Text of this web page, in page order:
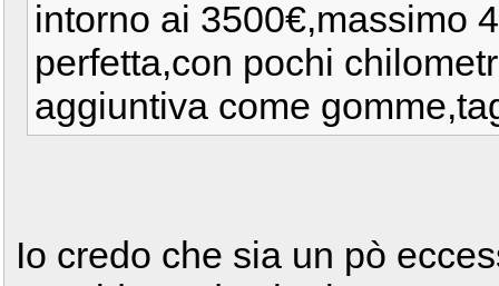
intorno ai 3500€,massimo
perfetta,con pochi
aggiuntiva come
Io credo che sia un pò